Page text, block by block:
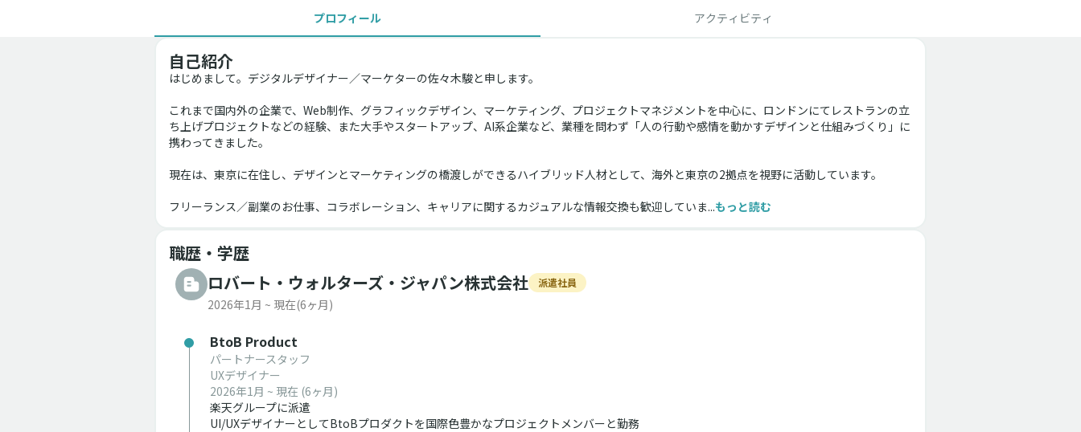
プロフィール アクティビティ
自己紹介
はじめまして。デジタルデザイナー／マーケターの佐々木駿と申します。
これまで国内外の企業で、Web制作、グラフィックデザイン、マーケティング、プロジェクトマネジメントを中心に、ロンドンにてレストランの立
ち上げプロジェクトなどの経験、また大手やスタートアップ、AI系企業など、業種を問わず「人の行動や感情を動かすデザインと仕組みづくり」に
携わってきました。
現在は、東京に在住し、デザインとマーケティングの橋渡しができるハイブリッド人材として、海外と東京の2拠点を視野に活動しています。
フリーランス／副業のお仕事、コラボレーション、キャリアに関するカジュアルな情報交換も歓迎していま...もっと読む
職歴・学歴
ロバート・ウォルターズ・ジャパン株式会社
派遣社員
2026年1月 ~ 現在(6ヶ月)
BtoB Product
パートナースタッフ
UXデザイナー
2026年1月 ~ 現在 (6ヶ月)
楽天グループに派遣
UI/UXデザイナーとしてBtoBプロダクトを国際色豊かなプロジェクトメンバーと勤務